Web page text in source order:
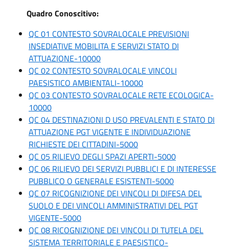
Quadro Conoscitivo:
QC 01 CONTESTO SOVRALOCALE PREVISIONI
INSEDIATIVE MOBILITA E SERVIZI STATO DI
ATTUAZIONE-10000
QC 02 CONTESTO SOVRALOCALE VINCOLI
PAESISTICO AMBIENTALI-10000
QC 03 CONTESTO SOVRALOCALE RETE ECOLOGICA-
10000
QC 04 DESTINAZIONI D USO PREVALENTI E STATO DI
ATTUAZIONE PGT VIGENTE E INDIVIDUAZIONE
RICHIESTE DEI CITTADINI-5000
QC 05 RILIEVO DEGLI SPAZI APERTI-5000
QC 06 RILIEVO DEI SERVIZI PUBBLICI E DI INTERESSE
PUBBLICO O GENERALE ESISTENTI-5000
QC 07 RICOGNIZIONE DEI VINCOLI DI DIFESA DEL
SUOLO E DEI VINCOLI AMMINISTRATIVI DEL PGT
VIGENTE-5000
QC 08 RICOGNIZIONE DEI VINCOLI DI TUTELA DEL
SISTEMA TERRITORIALE E PAESISTICO-